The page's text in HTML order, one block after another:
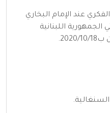
عند الإمام البخاري
اللبنانية
18.